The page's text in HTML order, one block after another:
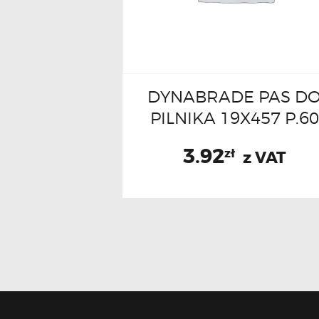
DYNABRADE PAS
PILNIKA 19X457 P.60
3.92zł z VAT